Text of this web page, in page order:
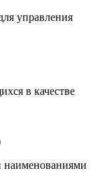
управления
в качестве
наименованиями